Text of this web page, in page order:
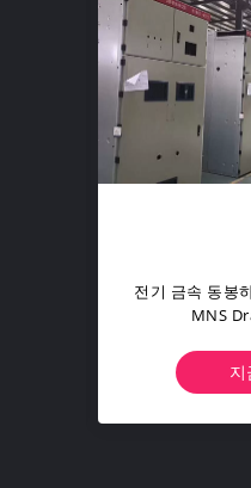
33개 킬로볼트
링 메인 유니
지